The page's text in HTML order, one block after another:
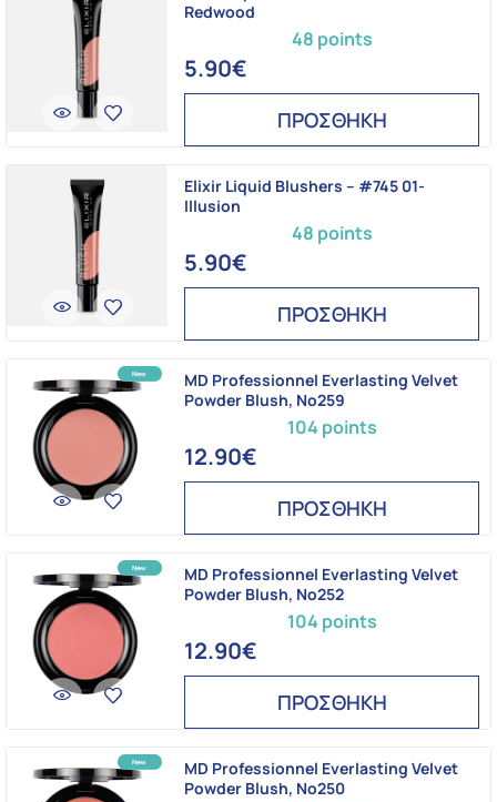
48 points
Redwood
5.90€
ΠΡΟΣΘΗΚΗ
48 points
Elixir Liquid Blushers – #745 01-
Illusion
5.90€
ΠΡΟΣΘΗΚΗ
104 points
MD Professionnel Everlasting Velvet
Powder Blush, Νο259
12.90€
ΠΡΟΣΘΗΚΗ
104 points
MD Professionnel Everlasting Velvet
Powder Blush, Νο252
12.90€
ΠΡΟΣΘΗΚΗ
MD Professionnel Everlasting Velvet
Powder Blush, Νο250